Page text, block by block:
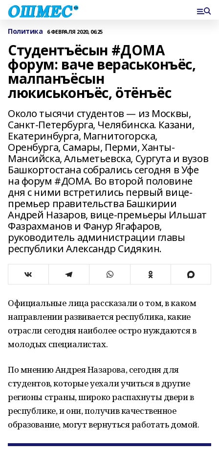
Политика 6 ФЕВРАЛЯ 2020, 06:25
Студентъёсын #ДОМА
форум: ваче вераськонъёс,
малпанъёсын
люкиськонъёс, ӧтёнъёс
Около тысячи студентов — из Москвы,
Санкт-Петербурга, Челябинска. Казани,
Екатеринбурга, Магнитогорска,
Оренбурга, Самары, Перми, Ханты-
Мансийска, Альметьевска, Сургута и вузов
Башкортостана собрались сегодня в Уфе
на форум #ДОМА. Во второй половине
дня с ними встретились первый вице-
премьер правительства Башкирии
Андрей Назаров, вице-премьеры Ильшат
Фазрахманов и Фанур Ягафаров,
руководитель администрации главы
республики Александр Сидякин.
Официальные лица рассказали о том, в каком
направлении развивается республика, какие
отрасли сегодня наиболее остро нуждаются в
молодых специалистах.
По мнению Андрея Назарова, сегодня для
студентов, которые уехали учиться в другие
регионы страны, широко распахнуты двери в
республике, и они, получив качественное
образование, могут вернуться работать домой.